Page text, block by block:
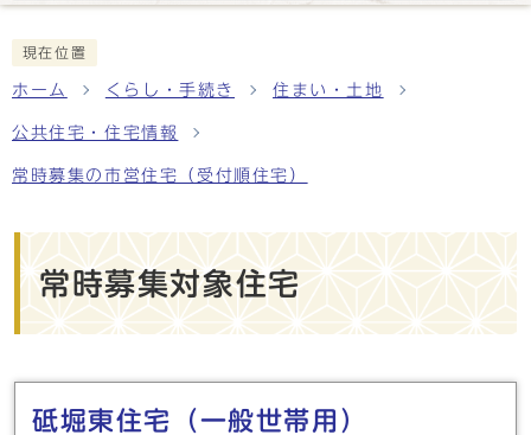
現在位置
ホーム くらし・手続き 住まい・土地
公共住宅・住宅情報
常時募集の市営住宅（受付順住宅）
常時募集対象住宅
メインメニュー
砥堀東住宅（一般世帯用）